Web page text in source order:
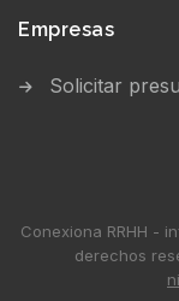
Empresas
Solicitar
Conexiona RRHH -
derechos